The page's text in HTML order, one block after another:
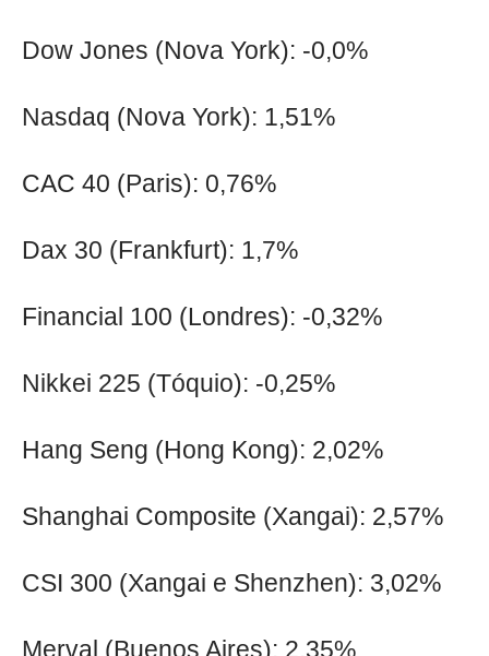
Dow Jones (Nova York): -0,0%
Nasdaq (Nova York): 1,51%
CAC 40 (Paris): 0,76%
Dax 30 (Frankfurt): 1,7%
Financial 100 (Londres): -0,32%
Nikkei 225 (Tóquio): -0,25%
Hang Seng (Hong Kong): 2,02%
Shanghai Composite (Xangai): 2,57%
CSI 300 (Xangai e Shenzhen): 3,02%
Merval (Buenos Aires): 2,35%